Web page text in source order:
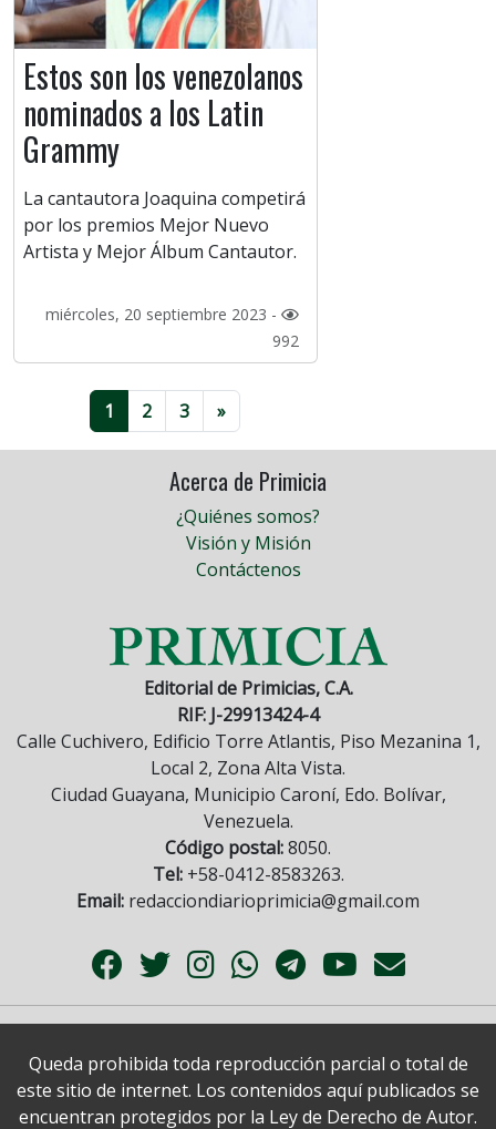
Estos son los venezolanos
nominados a los Latin
Grammy
La cantautora Joaquina competirá
por los premios Mejor Nuevo
Artista y Mejor Álbum Cantautor.
miércoles, 20 septiembre 2023 -
992
1 2 3 »
Acerca de Primicia
¿Quiénes somos?
Visión y Misión
Contáctenos
Editorial de Primicias, C.A.
RIF: J-29913424-4
Calle Cuchivero, Edificio Torre Atlantis, Piso Mezanina 1,
Local 2, Zona Alta Vista.
Ciudad Guayana, Municipio Caroní, Edo. Bolívar,
Venezuela.
Código postal:8050.
Tel:+58-0412-8583263.
Email: redacciondiarioprimicia@gmail.com
Queda prohibida toda reproducción parcial o total de
este sitio de internet. Los contenidos aquí publicados se
encuentran protegidos por la Ley de Derecho de Autor.